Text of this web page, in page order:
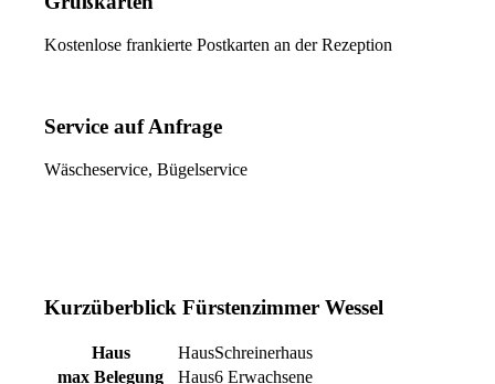
Kostenlose frankierte Postkarten an der Rezeption
Service auf Anfrage
Wäscheservice, Bügelservice
Kurzüberblick Fürstenzimmer Wessel
Haus
Schreinerhaus
max Belegung
6 Erwachsene